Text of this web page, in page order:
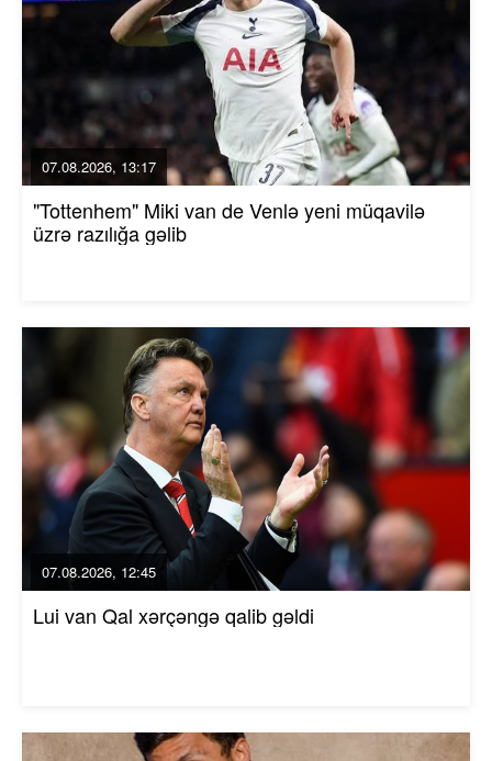
07.08.2026, 13:17
"Tottenhem" Miki van de Venlə yeni müqavilə
üzrə razılığa gəlib
07.08.2026, 12:45
Lui van Qal xərçəngə qalib gəldi